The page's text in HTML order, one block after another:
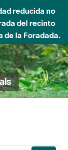
reducida no
del recinto
de la Foradada.